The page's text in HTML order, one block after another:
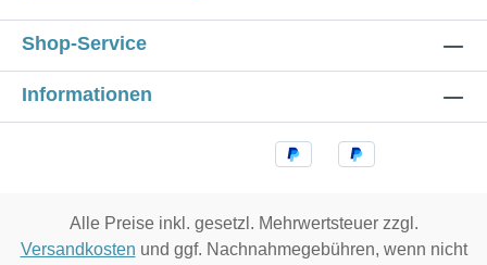
Shop-Service
Informationen
Alle Preise inkl. gesetzl. Mehrwertsteuer zzgl.
Versandkosten und ggf. Nachnahmegebühren, wenn nicht